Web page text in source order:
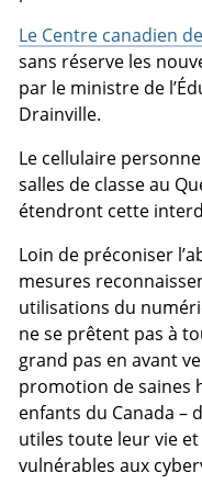
Le Centre canadien
sans réserve les
par le ministre de
Drainville.
Le cellulaire
salles de classe au
étendront cette
Loin de préconiser
mesures
utilisations du
ne se prêtent pas à
grand pas en avant
promotion de saines
enfants du Canada –
utiles toute leur vie
vulnérables aux